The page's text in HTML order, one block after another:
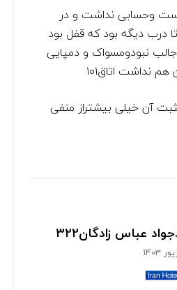
وحسابی نداشت و در
درب دیگه بود که قفل بود
نبودومسواک و دمپایی
نداشت اتاق۱۰۱
آن خیلی بیشتراز منفی
عباس زادگان322